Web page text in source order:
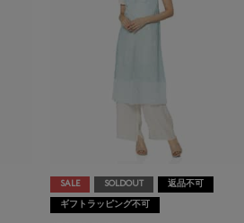
SALE SOLDOUT 返品不可
ギフトラッピング不可